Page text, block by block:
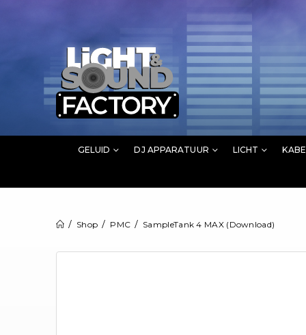
GELUID DJ APPARATUUR LICHT
Shop PMC SampleTank 4 MAX (Download)